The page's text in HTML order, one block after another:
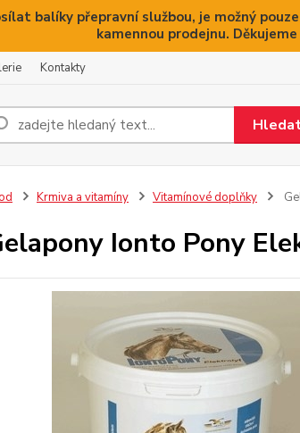
balíky přepravní službou, je možný
kamennou prodejnu.
Kontakty
Krmiva a vitamíny Vitamínové doplňky
Ionto Pony